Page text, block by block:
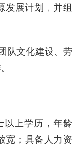
发展计划，并组
队文化建设、劳
以上学历，年龄
宽；具备人力资